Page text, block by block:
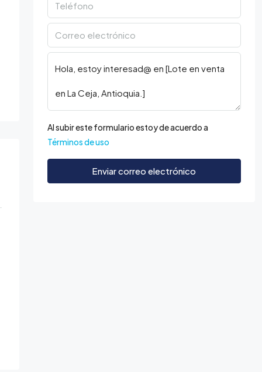
Al subir este formulario estoy de acuerdo a
Términos de uso
Enviar correo electrónico